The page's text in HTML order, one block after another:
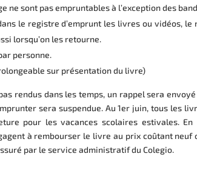
ne sont pas empruntables à l’exception des
le registre d’emprunt les livres ou vidéos, le
lorsqu’on les retourne.
personne.
sur présentation du livre)
rendus dans les temps, un rappel sera
sera suspendue. Au 1er juin, tous les
pour les vacances scolaires estivales.
à rembourser le livre au prix coûtant neuf
par le service administratif du Colegio.